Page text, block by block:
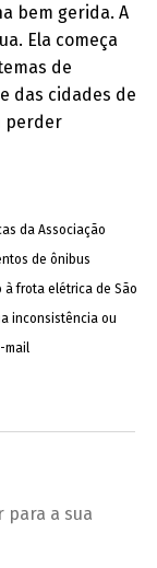
bem gerida. A
Ela começa
de
das cidades de
perder
da Associação
de ônibus
à frota elétrica de São
inconsistência ou
mail
para a sua